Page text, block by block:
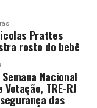
Prattes
rosto do bebê
Nacional
TRE-RJ
das